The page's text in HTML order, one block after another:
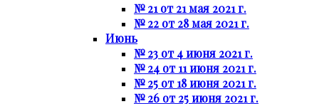
№ 21 от 21 мая 2021 г.
№ 22 от 28 мая 2021 г.
Июнь
№ 23 от 4 июня 2021 г.
№ 24 от 11 июня 2021 г.
№ 25 от 18 июня 2021 г.
№ 26 от 25 июня 2021 г.